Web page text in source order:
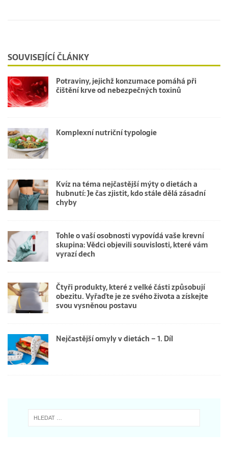
SOUVISEJÍCÍ ČLÁNKY
Potraviny, jejichž konzumace pomáhá při
čištění krve od nebezpečných toxinů
Komplexní nutriční typologie
Kvíz na téma nejčastější mýty o dietách a
hubnutí: Je čas zjistit, kdo stále dělá zásadní
chyby
Tohle o vaší osobnosti vypovídá vaše krevní
skupina: Vědci objevili souvislosti, které vám
vyrazí dech
Čtyři produkty, které z velké části způsobují
obezitu. Vyřaďte je ze svého života a získejte
svou vysněnou postavu
Nejčastější omyly v dietách – 1. Díl